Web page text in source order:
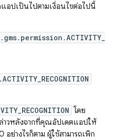
อปเป็นไปตามเงื่อนไขต่อไปนี้
โดย
าวหลังจากที่คุณอัปเดตแอปให้
ย่างไรก็ตาม ผู้ใช้สามารถเพิก